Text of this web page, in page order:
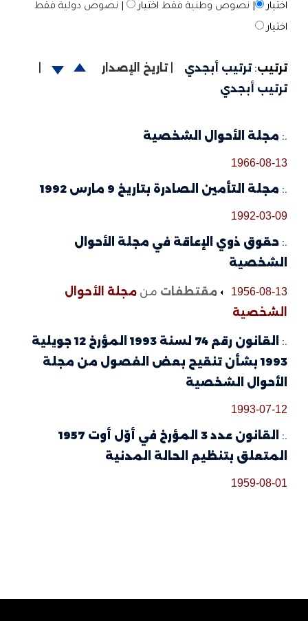
اختيار
| نصوص وطنية فقط اختيار | نصوص دولية فقط
اختيار
ترتيب: ترتيب أبجدي | تاريخ الإصدار
|
ترتيب أبجدي
مجلة الأحوال الشخصية
1966-08-13
مجلة التأمين الصادرة بتاريخ 9 مارس 1992
1992-03-09
حقوق ذوي الإعاقة في مجلة الأحوال
الشخصية
1956-08-13 مقتطفات من مجلة الأحوال
الشخصية
القانون رقم 74 لسنة 1993 المؤرخ 12 جويلية
1993 بشأن تنقيح بعض الفصول من مجلة
الأحوال الشخصية
1993-07-12
القانون عدد 3 المؤرخ في أوّل أوت 1957
المتعلق بتنظيم الحالة المدنية
1959-08-01